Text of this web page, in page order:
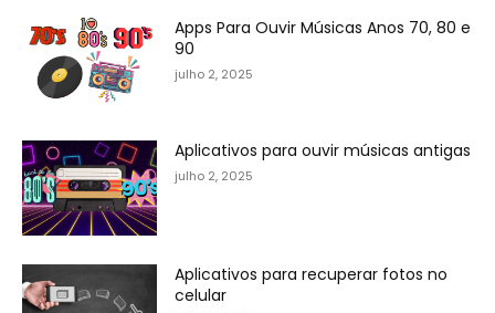
Apps Para Ouvir Músicas Anos 70, 80 e
90
julho 2, 2025
Aplicativos para ouvir músicas antigas
julho 2, 2025
Aplicativos para recuperar fotos no
celular